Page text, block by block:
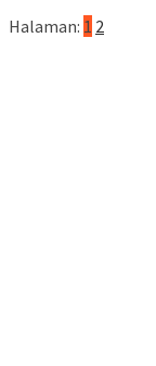
Halaman: 1 2